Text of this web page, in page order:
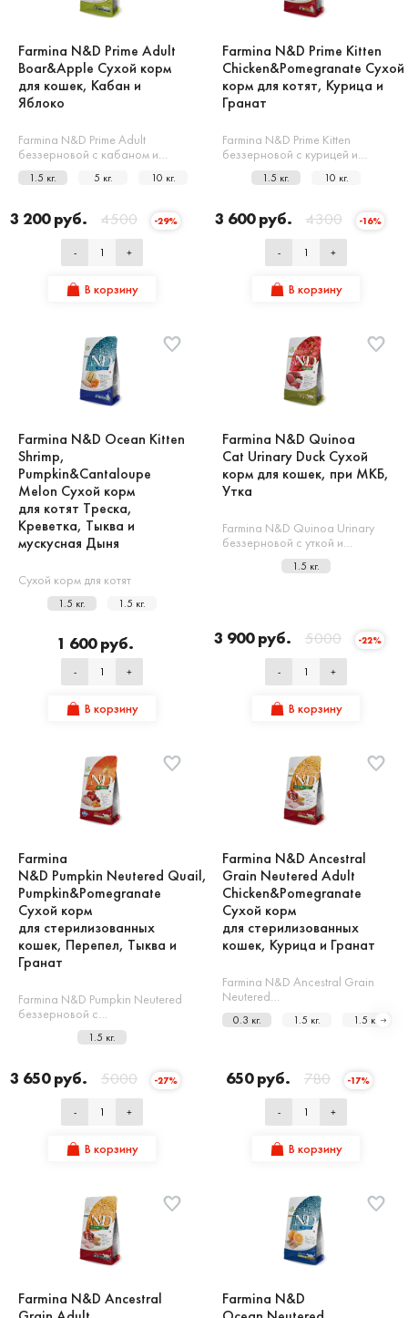
Farmina N&D Prime Adult
Boar&Apple Сухой корм
для кошек, Кабан и
Яблоко
Farmina N&D Prime Adult
беззерновой с кабаном и…
1.5 кг. 5 кг. 10 кг.
3 200 руб. 4500 -29%
- +
В корзину
Farmina N&D Prime Kitten
Chicken&Pomegranate Сухой
корм для котят, Курица и
Гранат
Farmina N&D Prime Kitten
беззерновой с курицей и…
1.5 кг. 10 кг.
3 600 руб. 4300 -16%
- +
В корзину
Farmina N&D Ocean Kitten
Shrimp,
Pumpkin&Cantaloupe
Melon Сухой корм
для котят Треска,
Креветка, Тыква и
мускусная Дыня
Сухой корм для котят
1.5 кг. 1.5 кг.
1 600 руб.
- +
В корзину
Farmina N&D Quinoa
Cat Urinary Duck Сухой
корм для кошек, при МКБ,
Утка
Farmina N&D Quinoa Urinary
беззерновой с уткой и…
1.5 кг.
3 900 руб. 5000 -22%
- +
В корзину
Farmina
N&D Pumpkin Neutered Quail,
Pumpkin&Pomegranate
Сухой корм
для стерилизованных
кошек, Перепел, Тыква и
Гранат
Farmina N&D Pumpkin Neutered
беззерновой с…
1.5 кг.
3 650 руб. 5000 -27%
- +
В корзину
Farmina N&D Ancestral
Grain Neutered Adult
Chicken&Pomegranate
Сухой корм
для стерилизованных
кошек, Курица и Гранат
Farmina N&D Ancestral Grain
Neutered…
0.3 кг. 1.5 кг. 1.5 кг.
650 руб. 780 -17%
- +
В корзину
Farmina N&D Ancestral
Farmina N&D